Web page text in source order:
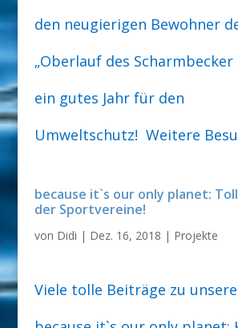
den neugierigen Bewohner
„Oberlauf des Scharmbecker
ein gutes Jahr für den
Umweltschutz! Weitere
because it`s our only planet:
der Sportvereine!
von Didi | Dez. 16, 2018 | Projekte
Viele tolle Beiträge zu